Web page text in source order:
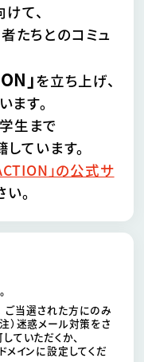
て、
たちとのコミュ
」を立ち上げ、
ます。
生まで
ています。
」の公式サ
。
ご当選された方にのみ
）迷惑メール対策をさ
ていただくか、
インに設定してくだ